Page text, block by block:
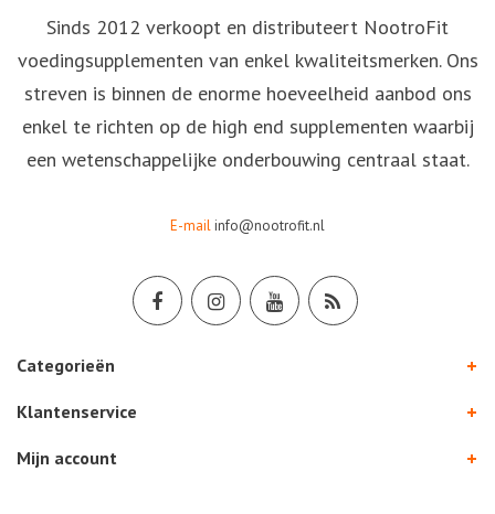
Sinds 2012 verkoopt en distributeert NootroFit
voedingsupplementen van enkel kwaliteitsmerken. Ons
streven is binnen de enorme hoeveelheid aanbod ons
enkel te richten op de high end supplementen waarbij
een wetenschappelijke onderbouwing centraal staat.
E-mailinfo@nootrofit.nl
Categorieën
Klantenservice
Mijn account